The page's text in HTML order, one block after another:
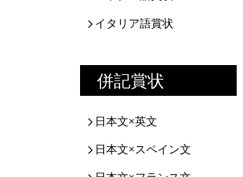
イタリア語賞状
併記賞状
日本文×英文
日本文×スペイン文